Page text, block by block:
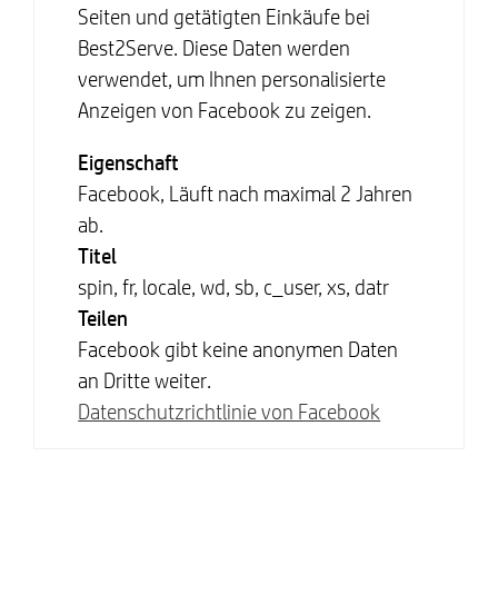
Seiten und getätigten Einkäufe bei
Best2Serve. Diese Daten werden
verwendet, um Ihnen personalisierte
Anzeigen von Facebook zu zeigen.
Eigenschaft
Facebook, Läuft nach maximal 2 Jahren
ab.
Titel
spin, fr, locale, wd, sb, c_user, xs, datr
Teilen
Facebook gibt keine anonymen Daten
an Dritte weiter.
Datenschutzrichtlinie von Facebook